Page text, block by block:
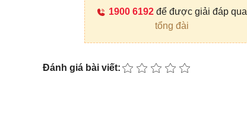
1900 6192 để được giải đáp qua
tổng đài
Đánh giá bài viết: